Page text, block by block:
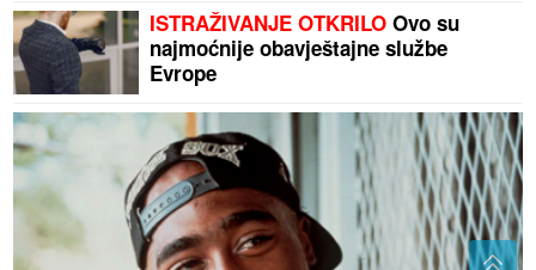
ISTRAŽIVANJE OTKRILO Ovo su
najmoćnije obavještajne službe
Evrope